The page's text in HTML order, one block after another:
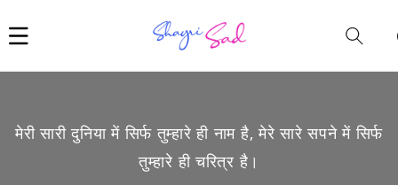
मेरी सारी दुनिया में सिर्फ तुम्हारे ही नाम है, मेरे सारे सपने में सिर्फ
तुम्हारे ही चरित्र है।